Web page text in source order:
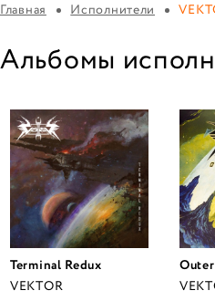
Главная Исполнители
Альбомы
Terminal Redux
VEKTOR